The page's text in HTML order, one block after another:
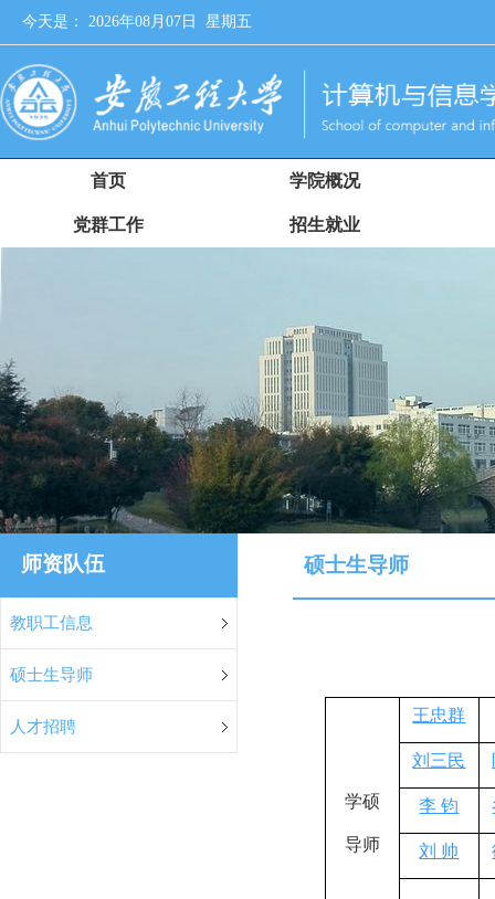
今天是： 2026年08月07日 星期五
首页 学院概况
党群工作 招生就业
师资队伍
教职工信息
硕士生导师
人才招聘
硕士生导师
学硕
导师
王忠群
刘三民
李 钧
刘 帅